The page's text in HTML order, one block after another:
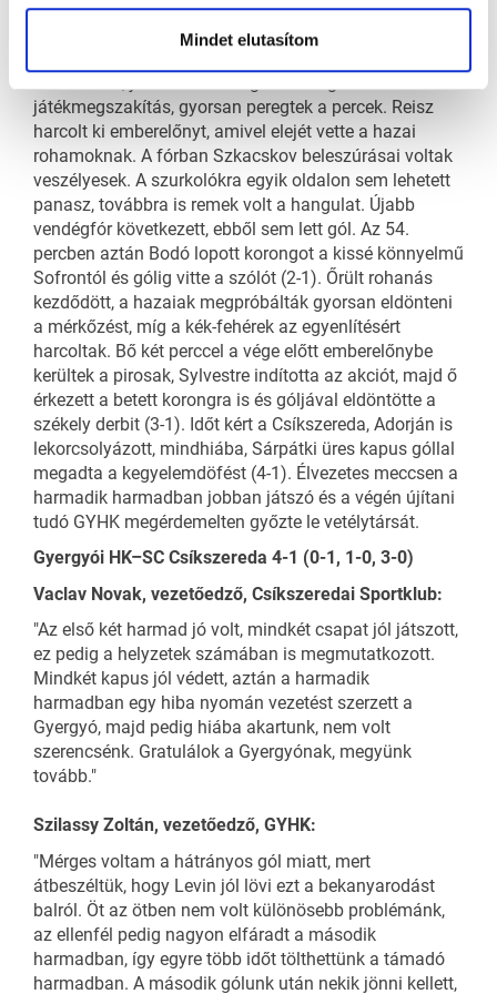
Mindet elutasítom
Császár Hunor gyönyörűen vette át a lába között a
pakkot, majd már egyenlő létszámban Bodó passza
játékmegszakítás, gyorsan peregtek a percek. Reisz
harcolt ki emberelőnyt, amivel elejét vette a hazai
rohamoknak. A fórban Szkacskov beleszúrásai voltak
veszélyesek. A szurkolókra egyik oldalon sem lehetett
panasz, továbbra is remek volt a hangulat. Újabb
vendégfór következett, ebből sem lett gól. Az 54.
percben aztán Bodó lopott korongot a kissé könnyelmű
Sofrontól és gólig vitte a szólót (2-1). Őrült rohanás
kezdődött, a hazaiak megpróbálták gyorsan eldönteni
a mérkőzést, míg a kék-fehérek az egyenlítésért
harcoltak. Bő két perccel a vége előtt emberelőnybe
kerültek a pirosak, Sylvestre indította az akciót, majd ő
érkezett a betett korongra is és góljával eldöntötte a
székely derbit (3-1). Időt kért a Csíkszereda, Adorján is
lekorcsolyázott, mindhiába, Sárpátki üres kapus góllal
megadta a kegyelemdöfést (4-1). Élvezetes meccsen a
harmadik harmadban jobban játszó és a végén újítani
tudó GYHK megérdemelten győzte le vetélytársát.
Gyergyói HK–SC Csíkszereda 4-1 (0-1, 1-0, 3-0)
Vaclav Novak, vezetőedző, Csíkszeredai Sportklub:
"Az első két harmad jó volt, mindkét csapat jól játszott,
ez pedig a helyzetek számában is megmutatkozott.
Mindkét kapus jól védett, aztán a harmadik
harmadban egy hiba nyomán vezetést szerzett a
Gyergyó, majd pedig hiába akartunk, nem volt
szerencsénk. Gratulálok a Gyergyónak, megyünk
tovább."
Szilassy Zoltán, vezetőedző, GYHK:
"Mérges voltam a hátrányos gól miatt, mert
átbeszéltük, hogy Levin jól lövi ezt a bekanyarodást
balról. Öt az ötben nem volt különösebb problémánk,
az ellenfél pedig nagyon elfáradt a második
harmadban, így egyre több időt tölthettünk a támadó
harmadban. A második gólunk után nekik jönni kellett,